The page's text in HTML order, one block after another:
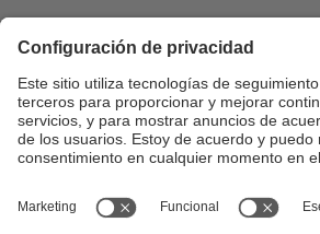
Contacto
Formulario de contacto